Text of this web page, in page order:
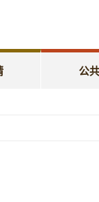
配屋计划
公
租金相